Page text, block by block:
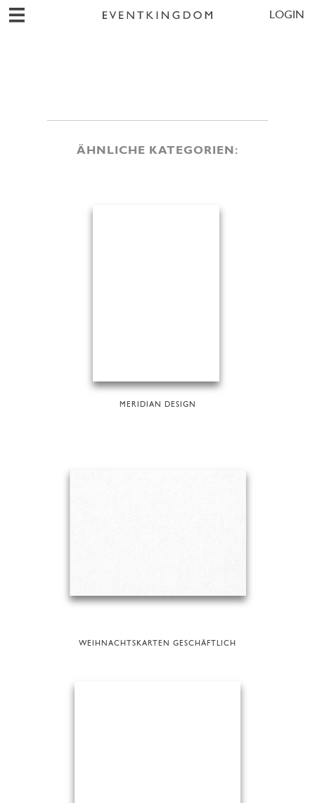
LOGIN
ÄHNLICHE KATEGORIEN:
MERIDIAN DESIGN
WEIHNACHTSKARTEN GESCHÄFTLICH